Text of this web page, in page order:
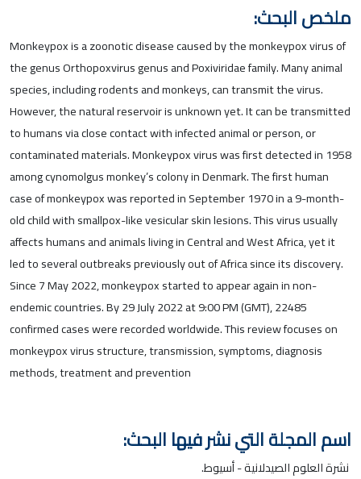
ملخص البحث:
Monkeypox is a zoonotic disease caused by the monkeypox virus of
the genus Orthopoxvirus genus and Poxiviridae family. Many animal
species, including rodents and monkeys, can transmit the virus.
However, the natural reservoir is unknown yet. It can be transmitted
to humans via close contact with infected animal or person, or
contaminated materials. Monkeypox virus was first detected in 1958
among cynomolgus monkey’s colony in Denmark. The first human
case of monkeypox was reported in September 1970 in a 9-month-
old child with smallpox-like vesicular skin lesions. This virus usually
affects humans and animals living in Central and West Africa, yet it
led to several outbreaks previously out of Africa since its discovery.
Since 7 May 2022, monkeypox started to appear again in non-
endemic countries. By 29 July 2022 at 9:00 PM (GMT), 22485
confirmed cases were recorded worldwide. This review focuses on
monkeypox virus structure, transmission, symptoms, diagnosis
methods, treatment and prevention
اسم المجلة التي نشر فيها البحث:
نشرة العلوم الصيدلانية - أسيوط.